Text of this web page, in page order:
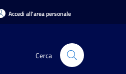
Accedi all'area personale
Cerca